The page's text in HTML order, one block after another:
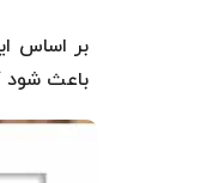
بر اساس
باعث شود